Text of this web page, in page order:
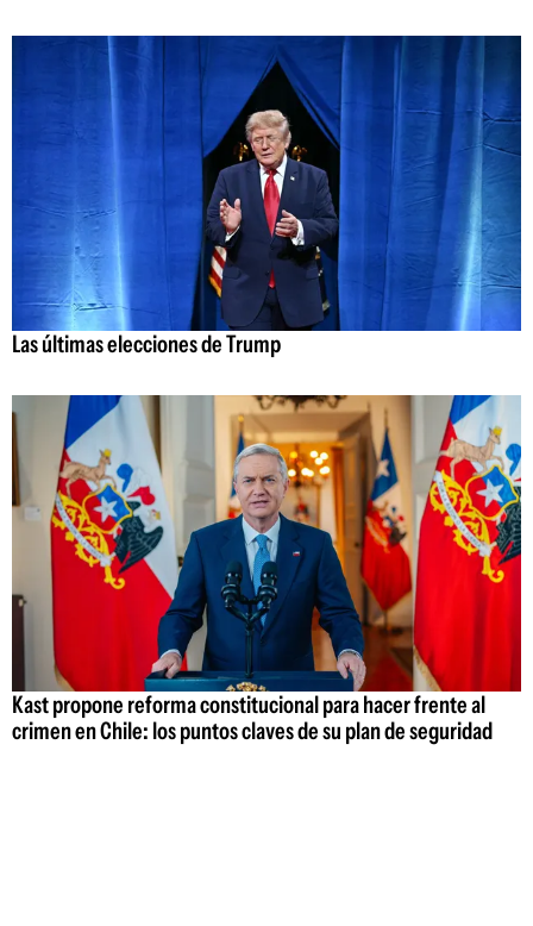
Las últimas elecciones de Trump
Kast propone reforma constitucional para hacer frente al
crimen en Chile: los puntos claves de su plan de seguridad